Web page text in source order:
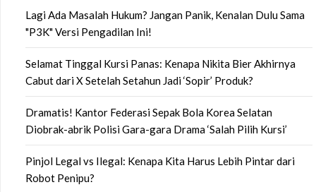
Lagi Ada Masalah Hukum? Jangan Panik, Kenalan Dulu Sama
"P3K" Versi Pengadilan Ini!
Selamat Tinggal Kursi Panas: Kenapa Nikita Bier Akhirnya
Cabut dari X Setelah Setahun Jadi ‘Sopir’ Produk?
Dramatis! Kantor Federasi Sepak Bola Korea Selatan
Diobrak-abrik Polisi Gara-gara Drama ‘Salah Pilih Kursi’
Pinjol Legal vs Ilegal: Kenapa Kita Harus Lebih Pintar dari
Robot Penipu?